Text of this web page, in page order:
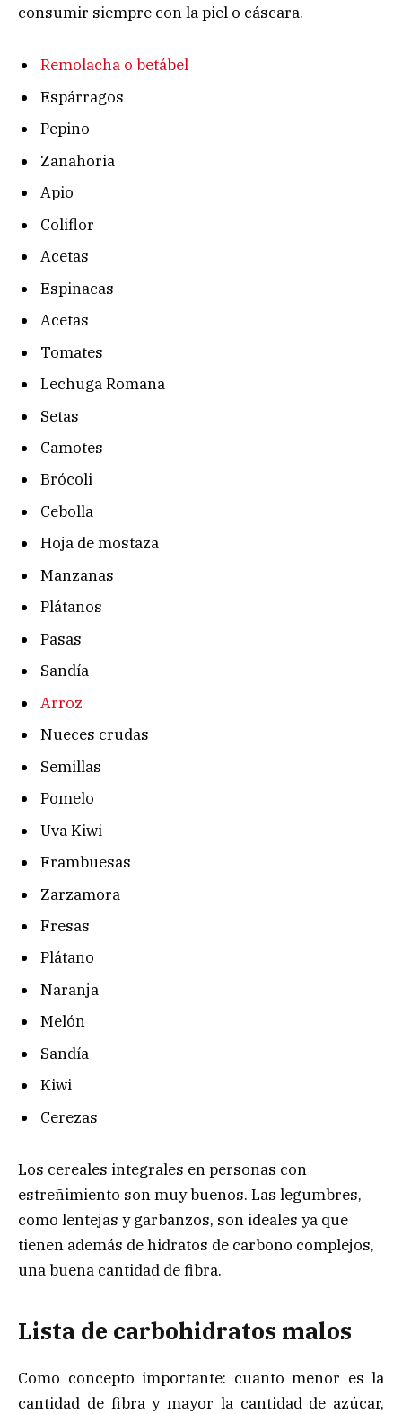
consumir siempre con la piel o cáscara.
Remolacha o betábel
Espárragos
Pepino
Zanahoria
Apio
Coliflor
Acetas
Espinacas
Acetas
Tomates
Lechuga Romana
Setas
Camotes
Brócoli
Cebolla
Hoja de mostaza
Manzanas
Plátanos
Pasas
Sandía
Arroz
Nueces crudas
Semillas
Pomelo
Uva Kiwi
Frambuesas
Zarzamora
Fresas
Plátano
Naranja
Melón
Sandía
Kiwi
Cerezas
Los cereales integrales en personas con
estreñimiento son muy buenos. Las legumbres,
como lentejas y garbanzos, son ideales ya que
tienen además de hidratos de carbono complejos,
una buena cantidad de fibra.
Lista de carbohidratos malos
Como concepto importante: cuanto menor es la
cantidad de fibra y mayor la cantidad de azúcar,